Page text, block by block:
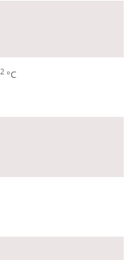
2 °С